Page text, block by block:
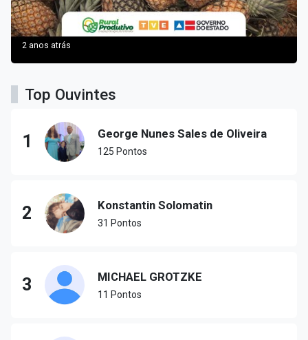
2 anos atrás
Top Ouvintes
1 George Nunes Sales de Oliveira
125 Pontos
2 Konstantin Solomatin
31 Pontos
3 MICHAEL GROTZKE
11 Pontos